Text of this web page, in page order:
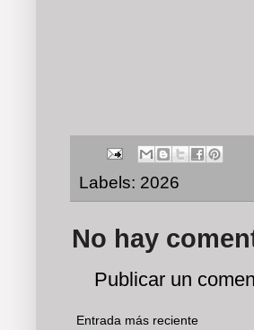
Labels: 2026
No hay
Publicar un
Entrada más reciente